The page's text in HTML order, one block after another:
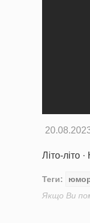
Літо-літо
Теги:
Якщо Ви